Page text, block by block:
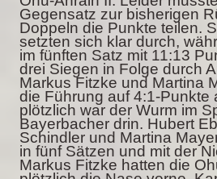
Gegensatz zur bisherigen
Doppeln die Punkte teilen.
setzten sich klar durch,
im fünften Satz mit 11:13
drei Siegen in Folge durch
Markus Fitzke und Martina
die Führung auf 4:1-Punkte
plötzlich war der Wurm im
Bayerbacher drin. Hubert
Schindler und Martina
in fünf Sätzen und mit der
Markus Fitzke hatten die